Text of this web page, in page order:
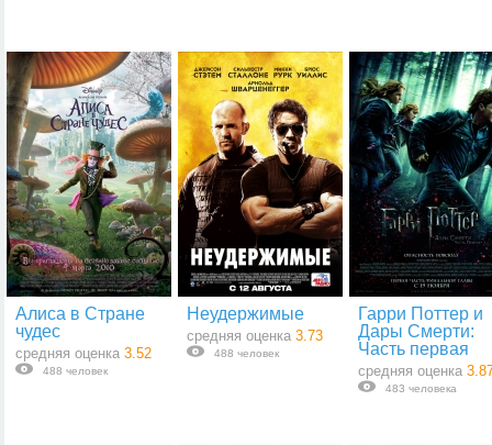
Алиса в Стране
чудес
средняя оценка 3.52
488 человек
Неудержимые
средняя оценка 3.73
488 человек
Гарри Поттер и
Дары Смерти:
Часть первая
средняя оценка
483 человека